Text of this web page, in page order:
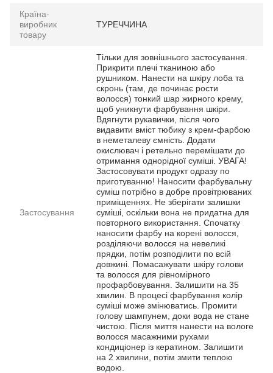
Країна-
виробник
товару
ТУРЕЧЧИНА
Застосування
Тільки для зовнішнього застосування.
Прикрити плечі тканиною або
рушником. Нанести на шкіру лоба та
скронь (там, де починає рости
волосся) тонкий шар жирного крему,
щоб уникнути фарбування шкіри.
Вдягнути рукавички, після чого
видавити вміст тюбику з крем-фарбою
в неметалеву ємність. Додати
окислювач і ретельно перемішати до
отримання однорідної суміші. УВАГА!
Застосовувати продукт одразу по
приготуванню! Наносити фарбувальну
суміш потрібно в добре провітрюваних
приміщеннях. Не зберігати залишки
суміші, оскільки вона не придатна для
повторного використання. Спочатку
наносити фарбу на корені волосся,
розділяючи волосся на невеликі
прядки, потім розподілити по всій
довжині. Помасажувати шкіру голови
та волосся для рівномірного
профарбовування. Залишити на 35
хвилин. В процесі фарбування колір
суміші може змінюватись. Промити
голову шампунем, доки вода не стане
чистою. Після миття нанести на вологе
волосся масажними рухами
кондиціонер із кератином. Залишити
на 2 хвилини, потім змити теплою
водою.